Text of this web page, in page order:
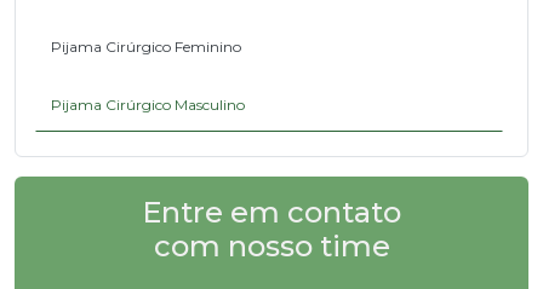
Pijama Cirúrgico Feminino
Pijama Cirúrgico Masculino
Entre em contato
com nosso time